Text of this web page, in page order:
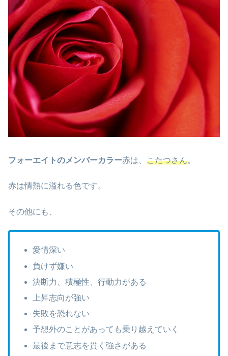
フォーエイトのメンバーカラー赤は、 こたつさん。
赤は情熱に溢れる色です。
その他にも、
愛情深い
負けず嫌い
決断力、積極性、行動力がある
上昇志向が強い
失敗を恐れない
予想外のことがあっても乗り越えていく
最後まで意志を貫く強さがある